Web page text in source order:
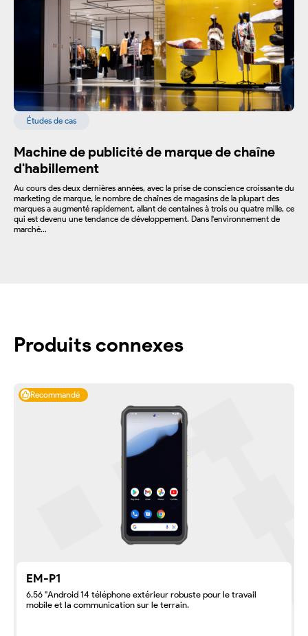
Études de cas
Machine de publicité de marque de chaîne
d'habillement
Au cours des deux dernières années, avec la prise de conscience croissante du
marketing de marque, le nombre de chaînes de magasins de la plupart des
marques a augmenté rapidement, allant de centaines à trois ou quatre mille, ce
qui est devenu une tendance de développement. Dans l'environnement de
marché...
Produits connexes
Recommandé
EM-P1
6.56 "Android 14 téléphone extérieur robuste pour le travail
mobile et la communication sur le terrain.